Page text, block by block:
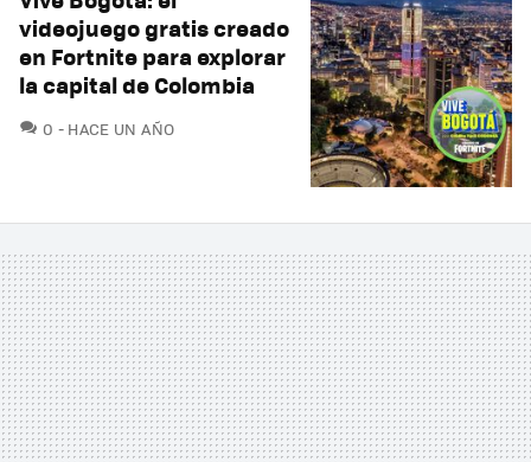
videojuego gratis creado
en Fortnite para explorar
la capital de Colombia
0 COMENTARIOS
HACE UN AÑO